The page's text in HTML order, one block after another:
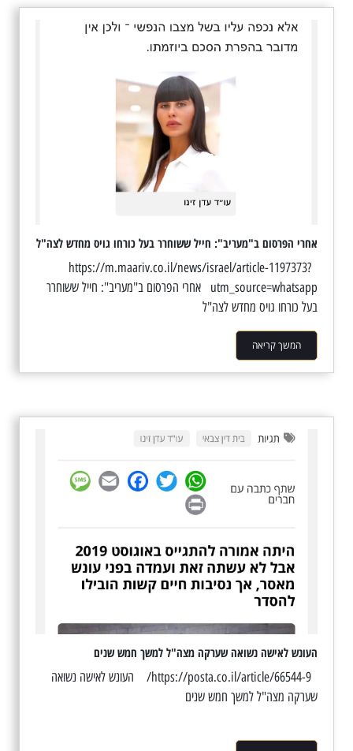
אחרי הפרסום ב"מעריב": חייל ששוחרר בעל כורחו גויס מחדש לצה"ל
https://m.maariv.co.il/news/israel/article-1197373?
utm_source=whatsapp אחרי הפרסום ב"מעריב": חייל ששוחרר
בעל כורחו גויס מחדש לצה"ל
המשך קריאה
העונש לאישה נשואה שערקה מצה"ל למשך חמש שנים
https://posta.co.il/article/66544-9/ העונש לאישה נשואה
שערקה מצה"ל למשך חמש שנים